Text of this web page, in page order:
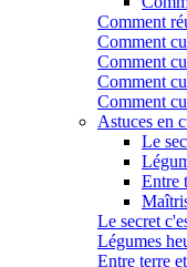
Comment
Comment
Comment
Comment
Comment
Astuces en
Le
Entre
Le secret
Légumes
Entre terre